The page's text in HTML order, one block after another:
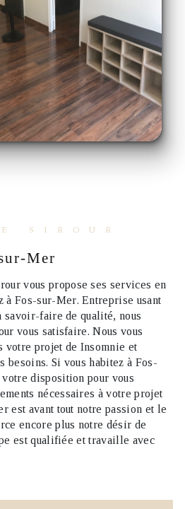
SIROUR
Mer
vous propose ses services en
à Fos-sur-Mer. Entreprise usant
savoir-faire de qualité, nous
vous satisfaire. Nous vous
votre projet de Insomnie et
besoins. Si vous habitez à Fos-
votre disposition pour vous
nécessaires à votre projet
est avant tout notre passion et le
encore plus notre désir de
est qualifiée et travaille avec